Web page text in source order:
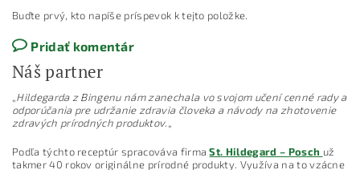
Buďte prvý, kto napíše príspevok k tejto položke.
Pridať komentár
Náš partner
„Hildegarda z Bingenu nám zanechala vo svojom učení cenné rady a
odporúčania pre udržanie zdravia človeka a návody na zhotovenie
zdravých prírodných produktov.„
Podľa týchto receptúr spracováva firmaSt. Hildegard – Posch už
takmer 40 rokov originálne prírodné produkty. Využíva na to vzácne